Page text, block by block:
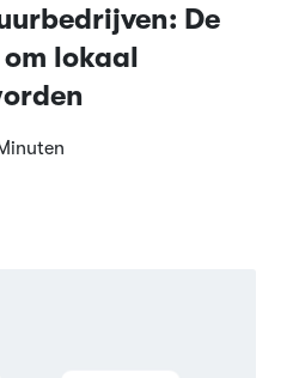
De
lokaal